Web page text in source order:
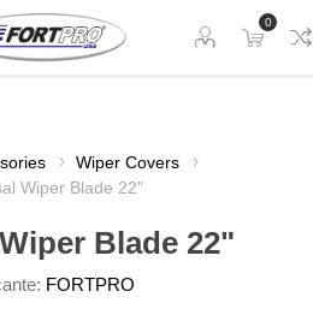
0
Wiper Covers
Wiper Blade 22"
Blade 22"
FORTPRO